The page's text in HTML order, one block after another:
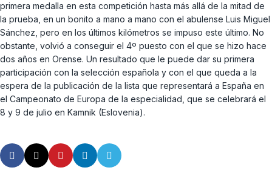
primera medalla en esta competición hasta más allá de la mitad de
la prueba, en un bonito a mano a mano con el abulense Luis Miguel
Sánchez, pero en los últimos kilómetros se impuso este último. No
obstante, volvió a conseguir el 4º puesto con el que se hizo hace
dos años en Orense. Un resultado que le puede dar su primera
participación con la selección española y con el que queda a la
espera de la publicación de la lista que representará a España en
el Campeonato de Europa de la especialidad, que se celebrará el
8 y 9 de julio en Kamnik (Eslovenia).